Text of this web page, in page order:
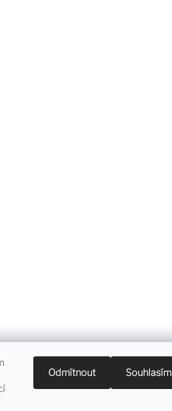
Odmítnout Souhlasím
a vrácení zboží